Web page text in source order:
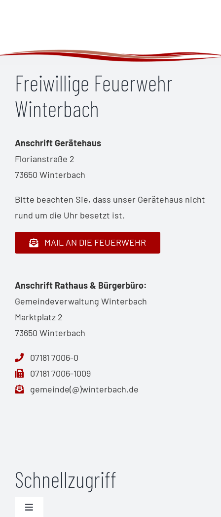
Freiwillige Feuerwehr
Winterbach
Anschrift Gerätehaus
Florianstraße 2
73650 Winterbach
Bitte beachten Sie, dass unser Gerätehaus nicht
rund um die Uhr besetzt ist.
MAIL AN DIE FEUERWEHR
Anschrift Rathaus & Bürgerbüro:
Gemeindeverwaltung Winterbach
Marktplatz 2
73650 Winterbach
07181 7006-0
07181 7006-1009
gemeinde(@)winterbach.de
Schnellzugriff
Toggle